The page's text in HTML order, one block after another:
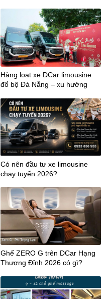
Hàng loạt xe DCar limousine
đổ bộ Đà Nẵng – xu hướng
miền Trung
Có nên đầu tư xe limousine
chạy tuyến 2026?
Ghế ZERO G trên DCar Hạng
Thượng Đỉnh 2026 có gì?